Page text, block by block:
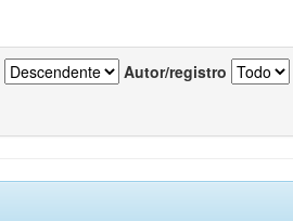
Autor/registro